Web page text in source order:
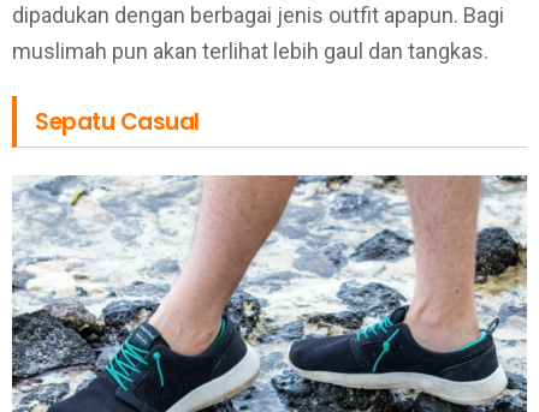
dipadukan dengan berbagai jenis outfit apapun. Bagi
muslimah pun akan terlihat lebih gaul dan tangkas.
Sepatu Casual